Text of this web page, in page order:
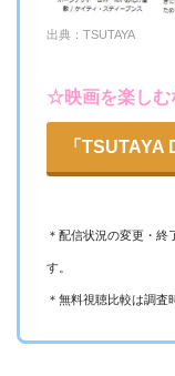
出典：TSUTAYA
☆映画を楽しむ
「
＊配信状況の変更・終
す。
＊無料視聴比較は調査